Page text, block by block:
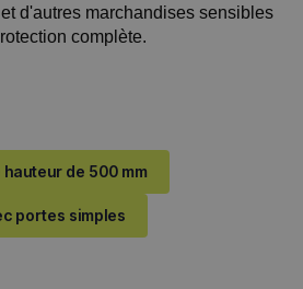
d'autres marchandises sensibles
complète.
de 500 mm
portes simples